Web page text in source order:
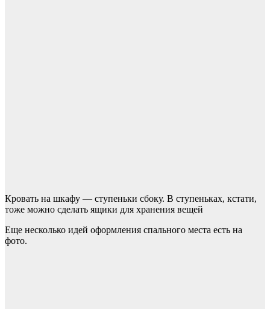
Кровать на шкафу — ступеньки сбоку. В ступеньках, кстати,
тоже можно сделать ящики для хранения вещей
Еще несколько идей оформления спального места есть на
фото.